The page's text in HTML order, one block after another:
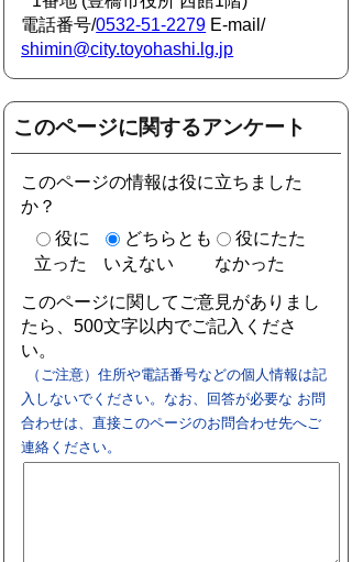
電話番号/0532-51-2279 E-mail/
shimin@city.toyohashi.lg.jp
このページに関するアンケート
このページの情報は役に立ちました
か？
役に
立った
どちらとも
いえない
役にたた
なかった
このページに関してご意見がありまし
たら、500文字以内でご記入くださ
い。
（ご注意）住所や電話番号などの個人情報は記
入しないでください。なお、回答が必要な お問
合わせは、直接このページのお問合わせ先へご
連絡ください。